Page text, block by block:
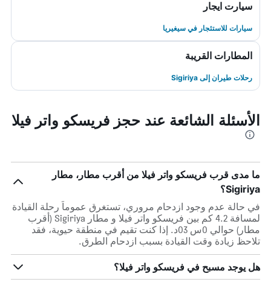
سيارت ايجار
سيارات للاستئجار في سيغيريا
المطارات القريبة
رحلات طيران إلى Sigiriya
الأسئلة الشائعة عند حجز فريسكو واتر فيلا
ما مدى قرب فريسكو واتر فيلا من أقرب مطار، مطار
Sigiriya؟
في حالة عدم وجود ازدحام مروري، تستغرق عموماً رحلة القيادة
لمسافة 4.2 كم بين فريسكو واتر فيلا و مطار Sigiriya (أقرب
مطار) حوالي 0س 03د. إذا كنت تقيم في منطقة حيوية، فقد
تلاحظ زيادة وقت القيادة بسبب ازدحام الطرق.
هل يوجد مسبح في فريسكو واتر فيلا؟